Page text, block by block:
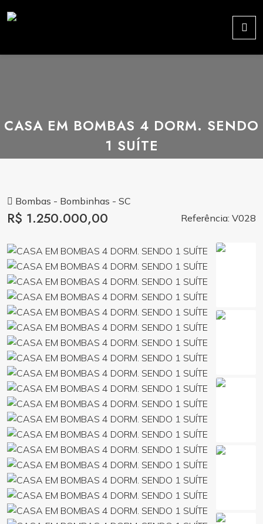
CASA EM BOMBAS 4 DORM. SENDO
1 SUÍTE
Bombas - Bombinhas - SC
R$ 1.250.000,00 Referência: V028